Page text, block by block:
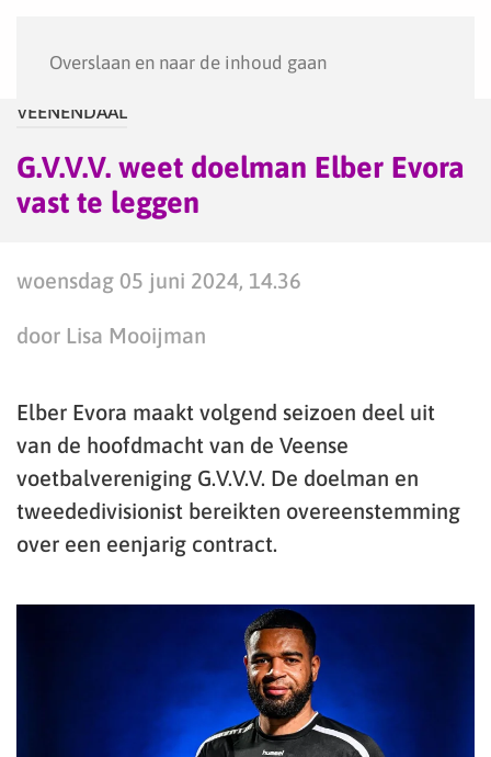
Overslaan en naar de inhoud gaan
VEENENDAAL
G.V.V.V. weet doelman Elber Evora
vast te leggen
woensdag 05 juni 2024, 14.36
door Lisa Mooijman
Elber Evora maakt volgend seizoen deel uit
van de hoofdmacht van de Veense
voetbalvereniging G.V.V.V. De doelman en
tweededivisionist bereikten overeenstemming
over een eenjarig contract.